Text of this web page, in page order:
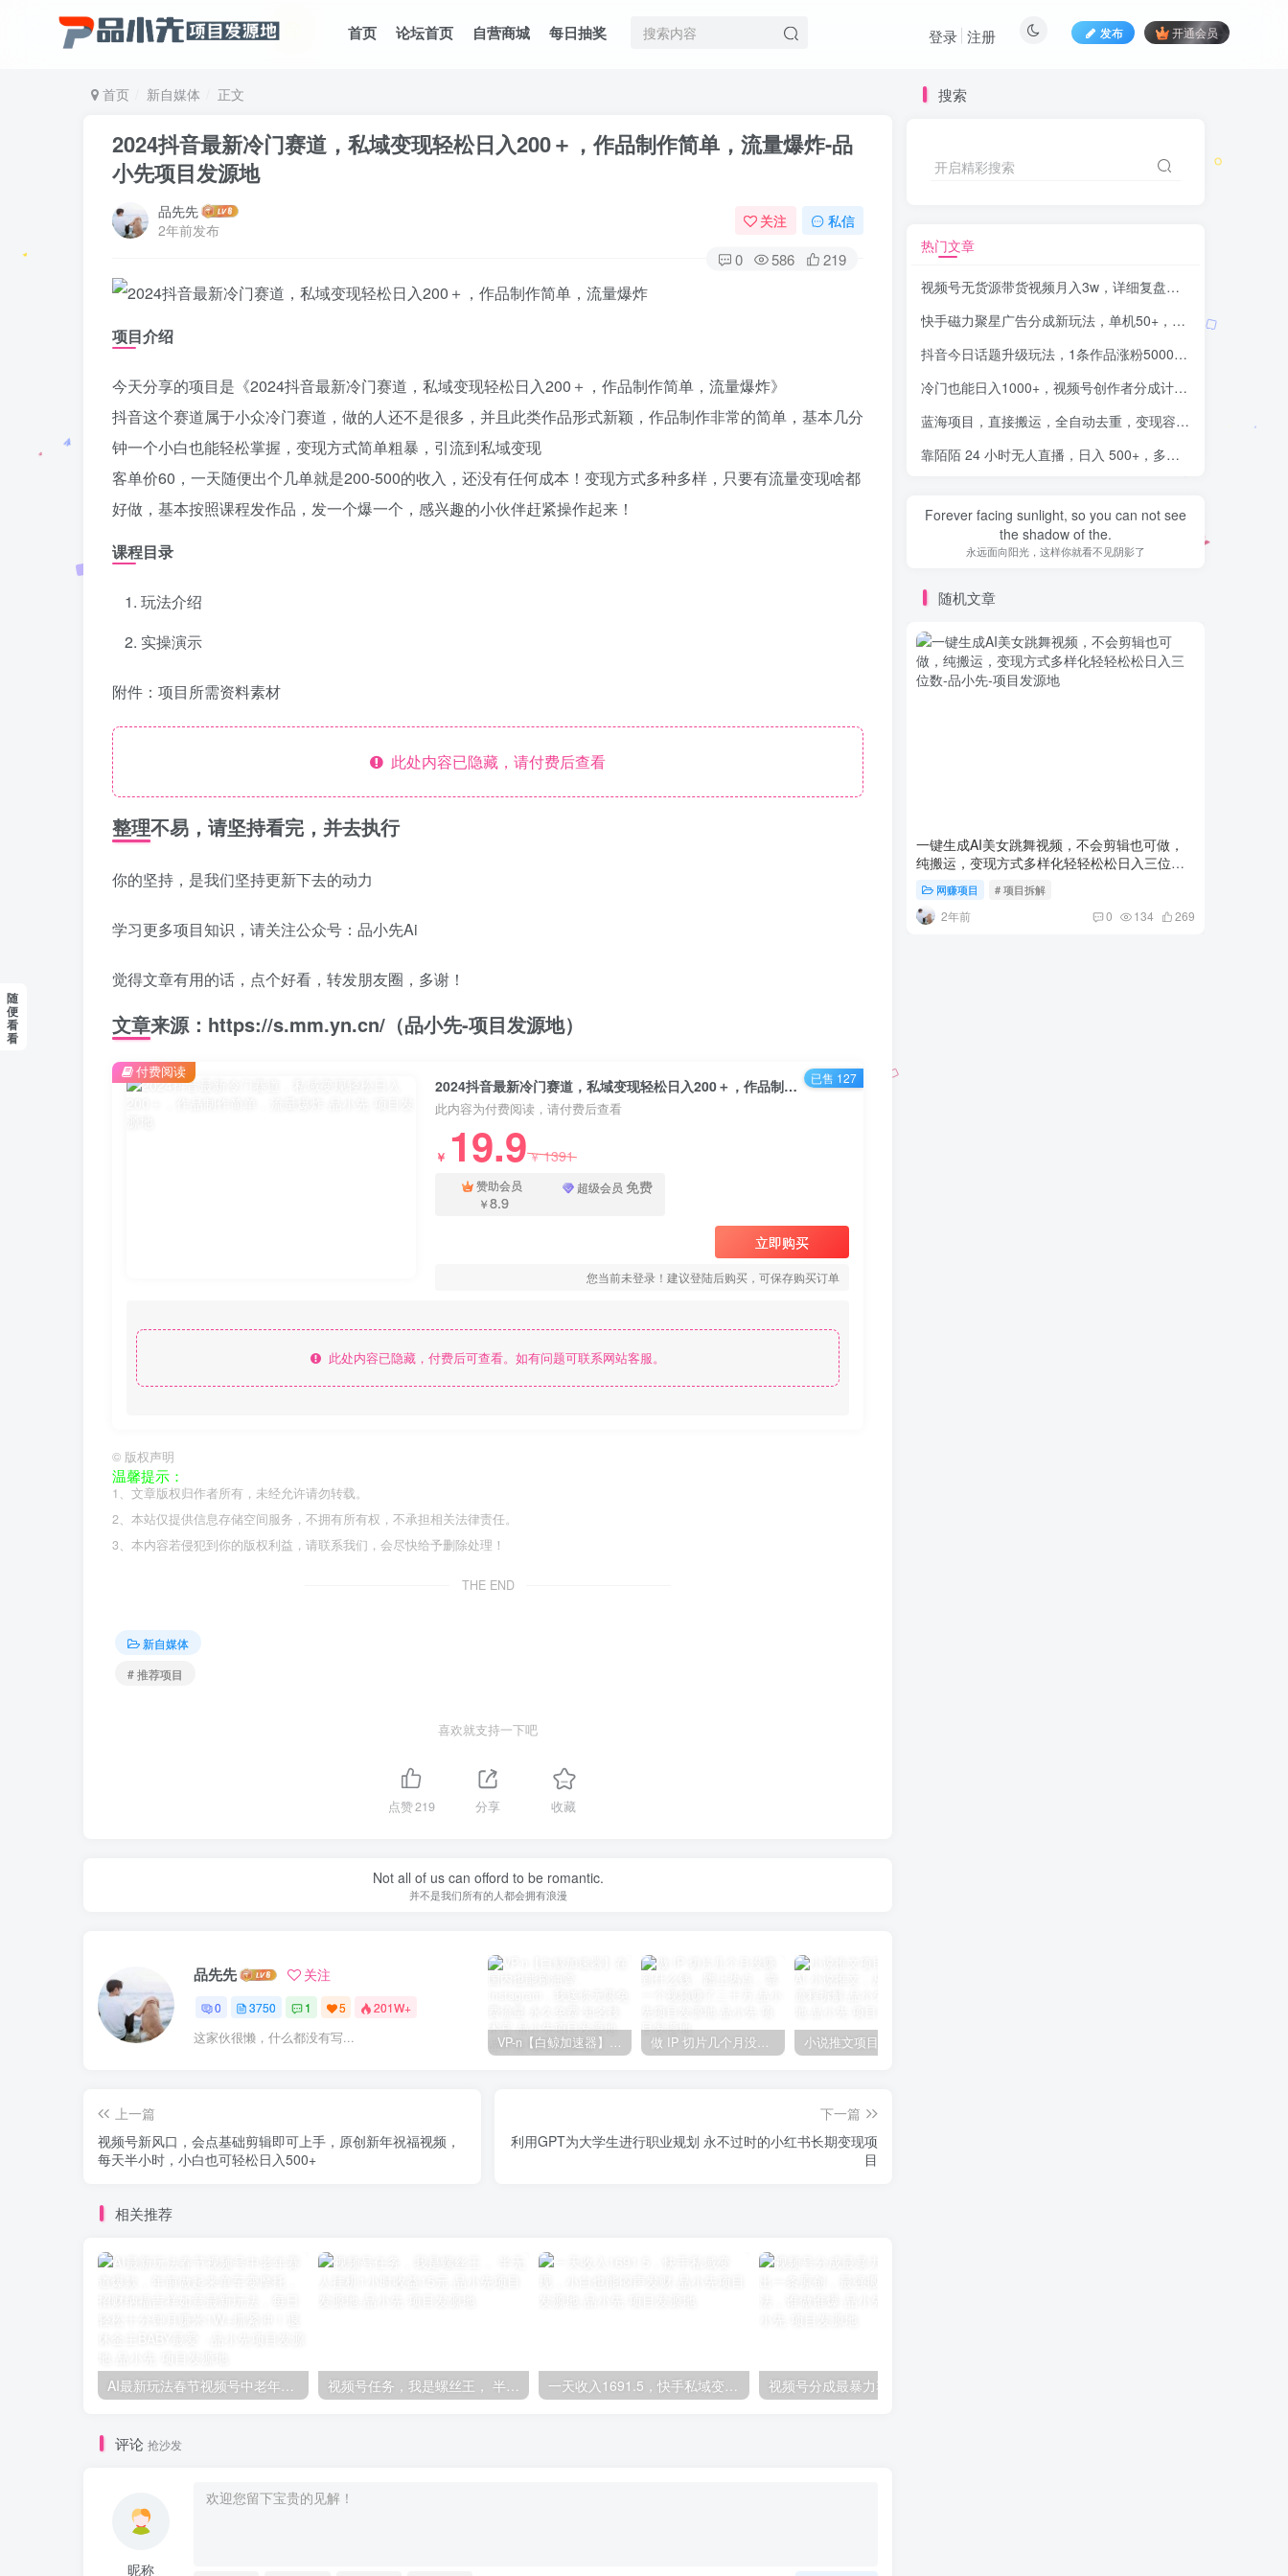
首页 论坛首页 自营商城 每日抽奖 发布 开通会员
登录 注册
首页 新自媒体 正文
2024抖音最新冷门赛道，私域变现轻松日入200＋，作品制作简单，流量爆炸-品
小先项目发源地
品先先
2年前发布
关注 私信
0 586 219
项目介绍
今天分享的项目是《2024抖音最新冷门赛道，私域变现轻松日入200＋，作品制作简单，流量爆炸》
抖音这个赛道属于小众冷门赛道，做的人还不是很多，并且此类作品形式新颖，作品制作非常的简单，基本几分
钟一个小白也能轻松掌握，变现方式简单粗暴，引流到私域变现
客单价60，一天随便出个几单就是200-500的收入，还没有任何成本！变现方式多种多样，只要有流量变现啥都
好做，基本按照课程发作品，发一个爆一个，感兴趣的小伙伴赶紧操作起来！
课程目录
玩法介绍
实操演示
附件：项目所需资料素材
此处内容已隐藏，请付费后查看
整理不易，请坚持看完，并去执行
你的坚持，是我们坚持更新下去的动力
学习更多项目知识，请关注公众号：品小先Ai
觉得文章有用的话，点个好看，转发朋友圈，多谢！
文章来源：https://s.mm.yn.cn/（品小先-项目发源地）
2024抖音最新冷门赛道，私域变现轻松日入200＋，作品制作简单，流量爆炸 - 资源之家
此内容为付费阅读，请付费后查看
￥ 19.9￥1391
赞助会员
￥8.9
超级会员 免费
立即购买
您当前未登录！建议登陆后购买，可保存购买订单
此处内容已隐藏，付费后可查看。如有问题可联系网站客服。
付费阅读 已售 127
© 版权声明
温馨提示：
1、文章版权归作者所有，未经允许请勿转载。
2、本站仅提供信息存储空间服务，不拥有所有权，不承担相关法律责任。
3、本内容若侵犯到你的版权利益，请联系我们，会尽快给予删除处理！
THE END
新自媒体
# 推荐项目
喜欢就支持一下吧
点赞219 分享 收藏
I only smile very joy, sorrow will not be see.
我只有笑的很欢，忧伤才不会被看穿
品先先 关注
0 3750 1 5 201W+
这家伙很懒，什么都没有写... VP-n【白鲸加速器】在国内也能刷油管、Instagram，我送你无限免费流量 永久免费-知名技术官-品小先项目发源地 做 IP 切片几个月没赚到什么钱，蹭上热点，靠一个视频赚了二十万-品小先项目发源地
上一篇
视频号新风口，会点基础剪辑即可上手，原创新年祝福视频，
每天半小时，小白也可轻松日入500+
下一篇
利用GPT为大学生进行职业规划 永不过时的小红书长期变现项
目
相关推荐
评论 抢沙发
昵称
搜索
开启精彩搜索
热门文章
视频号无货源带货视频月入3w，详细复盘拆解
快手磁力聚星广告分成新玩法，单机50+，10部手机矩阵操作日入500+
抖音今日话题升级玩法，1条作品涨粉5000，一部手机轻松实现日入1000+
冷门也能日入1000+，视频号创作者分成计划，冷门高收益指南
蓝海项目，直接搬运，全自动去重，变现容易，轻松月入5位数
靠陌陌 24 小时无人直播，日入 500+，多种变现方式，落地保姆级教程
Be happy. No worries, just smile.
开心点，别担心，微笑就好
纯搬运，变现方式多样化轻轻松松日入三位数
品小先项目发源地
网赚项目 # 项目拆解
2年前
随
便
看
看